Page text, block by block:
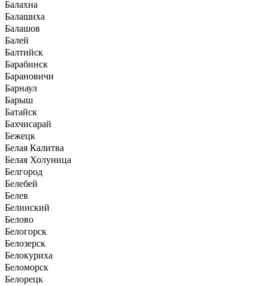
Балахна
Балашиха
Балашов
Балей
Балтийск
Барабинск
Барановичи
Барнаул
Барыш
Батайск
Бахчисарай
Бежецк
Белая Калитва
Белая Холуница
Белгород
Белебей
Белев
Белинский
Белово
Белогорск
Белозерск
Белокуриха
Беломорск
Белорецк